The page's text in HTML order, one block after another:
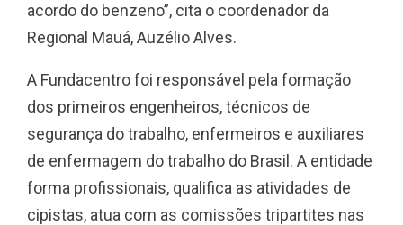
acordo do benzeno”, cita o coordenador da
Regional Mauá, Auzélio Alves.
A Fundacentro foi responsável pela formação
dos primeiros engenheiros, técnicos de
segurança do trabalho, enfermeiros e auxiliares
de enfermagem do trabalho do Brasil. A entidade
forma profissionais, qualifica as atividades de
cipistas, atua com as comissões tripartites nas